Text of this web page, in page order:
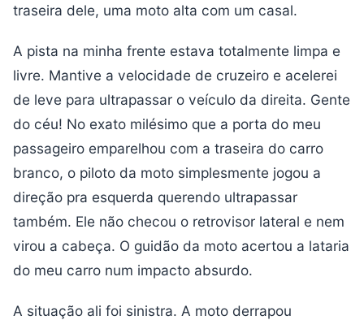
traseira dele, uma moto alta com um casal.
A pista na minha frente estava totalmente limpa e
livre. Mantive a velocidade de cruzeiro e acelerei
de leve para ultrapassar o veículo da direita. Gente
do céu! No exato milésimo que a porta do meu
passageiro emparelhou com a traseira do carro
branco, o piloto da moto simplesmente jogou a
direção pra esquerda querendo ultrapassar
também. Ele não checou o retrovisor lateral e nem
virou a cabeça. O guidão da moto acertou a lataria
do meu carro num impacto absurdo.
A situação ali foi sinistra. A moto derrapou